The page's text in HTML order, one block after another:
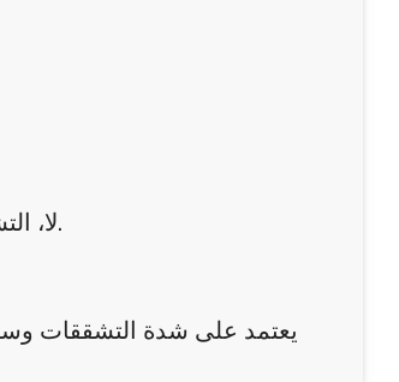
لا، التشقق نفسه ليس معديًا، لكنه قد يصبح معرضًا للعدوى إذا لم يُعالج بشكل مناسب.
يعتمد على شدة التشققات